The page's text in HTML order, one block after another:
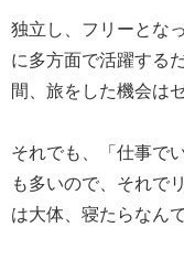
独立し、フリーとな
に多方面で活躍する
間、旅をした機会は
それでも、「仕事で
も多いので、それで
は大体、寝たらなん